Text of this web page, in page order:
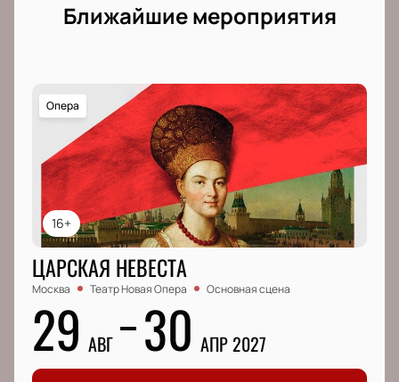
Ближайшие мероприятия
16+
Опера
ЦАРСКАЯ НЕВЕСТА
Москва Театр Новая Опера Основная сцена
29 АВГ 30 АПР 2027